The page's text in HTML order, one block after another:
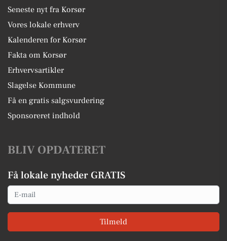
Seneste nyt fra Korsør
Vores lokale erhverv
Kalenderen for Korsør
Fakta om Korsør
Erhvervsartikler
Slagelse Kommune
Få en gratis salgsvurdering
Sponsoreret indhold
BLIV OPDATERET
Få lokale nyheder GRATIS
Email
Tilmeld